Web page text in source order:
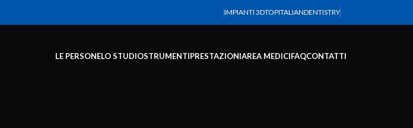
IMPIANTI 3DTOPITALIANDENTISTRY
LE PERSONELO STUDIOSTRUMENTIPRESTAZIONIAREA MEDICIFAQCONTATTI